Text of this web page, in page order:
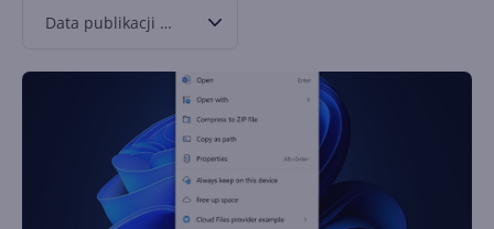
Data publikacji malejąco